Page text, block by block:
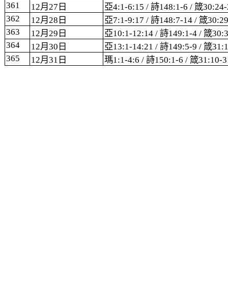
361
12月 27 日 亞4:1-6:15 / 詩148:1-6 / 箴
362
12月 28 日 亞7:1-9:17 / 詩148:7-14 / 箴
363
12月 29 日 亞10:1-12:14 / 詩149:1-4 / 箴
364
12月 30 日 亞13:1-14:21 / 詩149:5-9 / 箴
365
12月 31 日 瑪1:1-4:6 / 詩150:1-6 / 箴31:10-